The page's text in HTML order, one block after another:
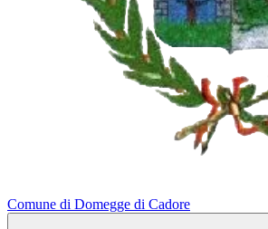
Comune di Domegge di Cadore